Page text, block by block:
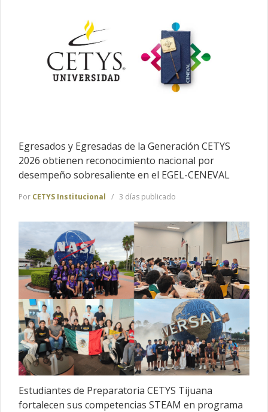
Egresados y Egresadas de la Generación CETYS
2026 obtienen reconocimiento nacional por
desempeño sobresaliente en el EGEL-CENEVAL
Por CETYS Institucional 3 días publicado
Estudiantes de Preparatoria CETYS Tijuana
fortalecen sus competencias STEAM en programa